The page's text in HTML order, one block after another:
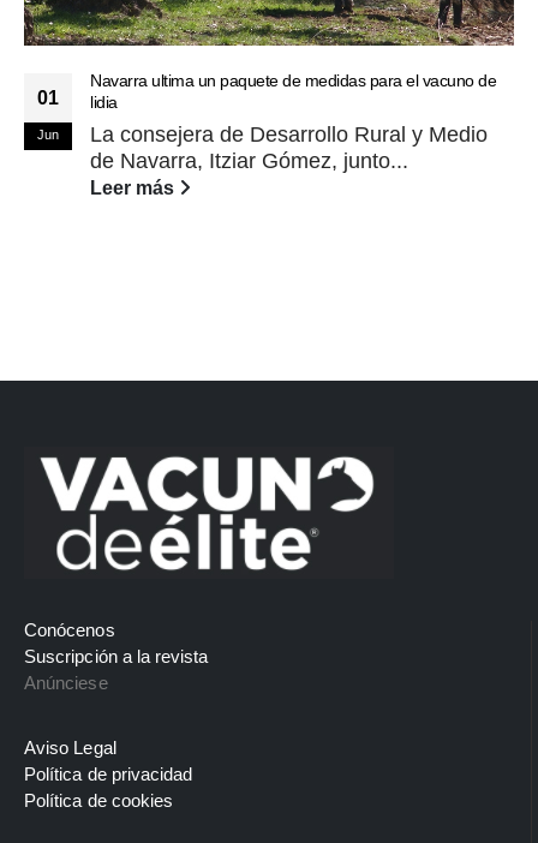
01
Jun
Navarra ultima un paquete de medidas para el vacuno de
lidia
La consejera de Desarrollo Rural y Medio
de Navarra, Itziar Gómez, junto...
Leer más
Conócenos
Suscripción a la revista
Anúnciese
Aviso Legal
Política de privacidad
Política de cookies